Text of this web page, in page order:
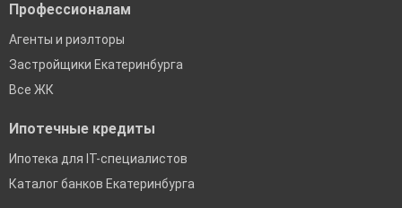
Профессионалам
Агенты и риэлторы
Застройщики Екатеринбурга
Все ЖК
Ипотечные кредиты
Ипотека для IT-специалистов
Каталог банков Екатеринбурга